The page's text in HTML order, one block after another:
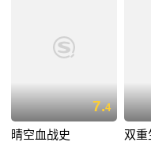
7.4
晴空血战史 双重